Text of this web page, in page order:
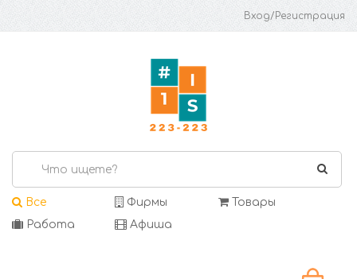
Вход/Регистрация
Все Фирмы
Товары
Работа
Афиша